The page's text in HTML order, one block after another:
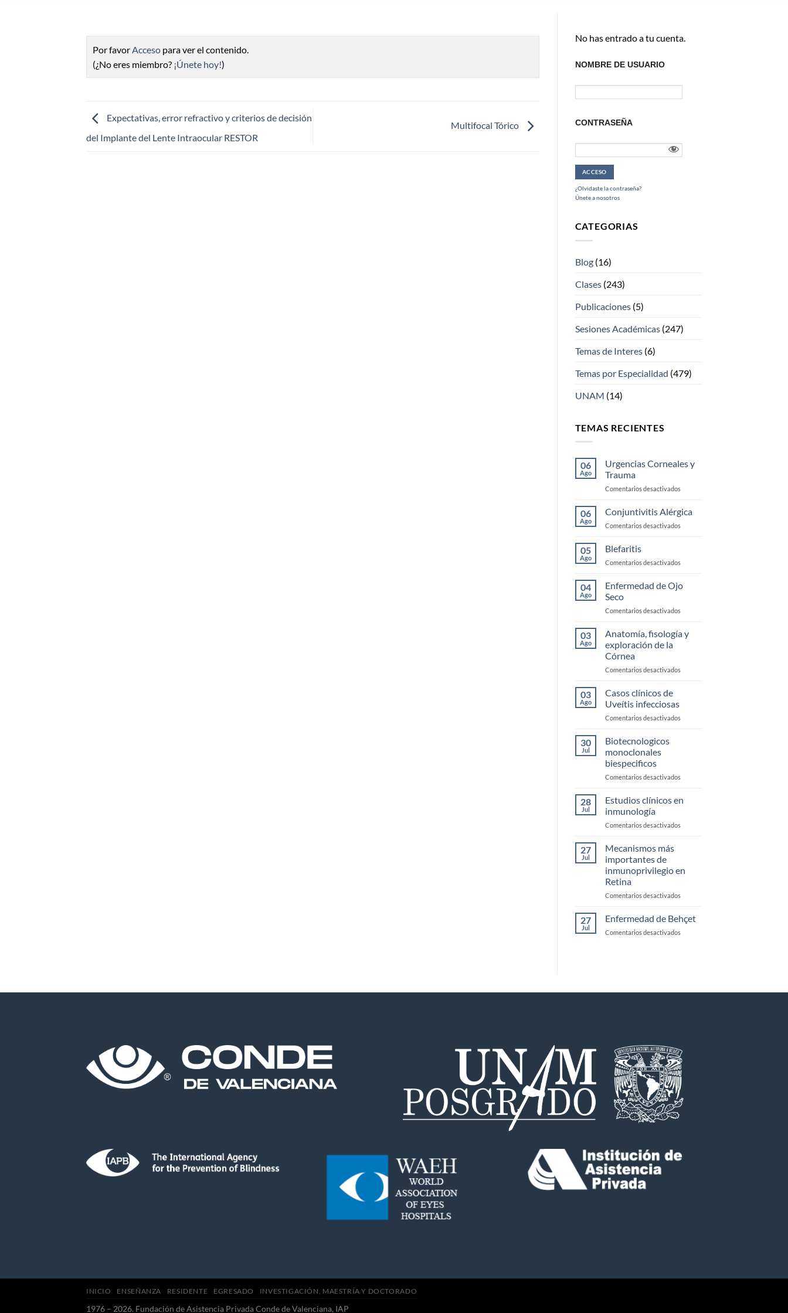
Por favorAcceso para ver el contenido.
(¿No eres miembro? ¡Únete hoy!)
Expectativas, error refractivo y criterios de decisión
del Implante del Lente Intraocular RESTOR
Multifocal Tórico
No has entrado a tu cuenta.
NOMBRE DE USUARIO
CONTRASEÑA
¿Olvidaste la contraseña?
Únete a nosotros
CATEGORIAS
Blog(16)
Clases(243)
Publicaciones(5)
Sesiones Académicas(247)
Temas de Interes(6)
Temas por Especialidad (479)
UNAM (14)
TEMAS RECIENTES
06
Ago
Urgencias Corneales y
Trauma
Comentarios desactivadosen
Corneales
y
Trauma
06
Ago
Conjuntivitis Alérgica
Comentarios desactivadosen
05
Ago
Blefaritis
Comentarios desactivadosen
04
Ago
Enfermedad de Ojo
Seco
Comentarios desactivadosen
Ojo
03
Ago
Anatomía, fisología y
exploración de la
Córnea
Comentarios desactivadosen
de
03
Ago
Casos clínicos de
Uveítis infecciosas
Comentarios desactivadosen
30
Jul
Biotecnologicos
monoclonales
biespecificos
Comentarios desactivadosen
28
Jul
Estudios clínicos en
inmunología
Comentarios desactivadosen
27
Jul
Mecanismos más
importantes de
inmunoprivilegio en
Retina
Comentarios desactivadosen
más
importantes
de
27
Jul
Enfermedad de Behçet
Comentarios desactivadosen
INICIO ENSEÑANZA RESIDENTE EGRESADO INVESTIGACIÓN, MAESTRÍA Y DOCTORADO
1976 – 2026. Fundación de Asistencia Privada Conde de Valenciana, IAP